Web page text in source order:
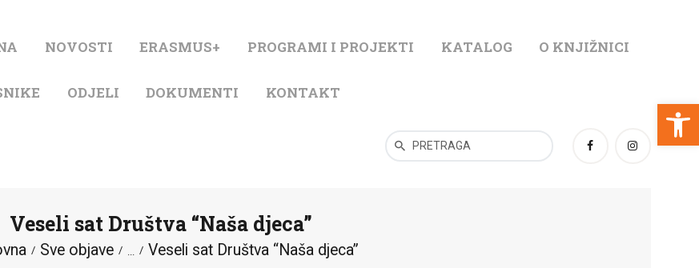
Open toolbar
NOVOSTI ERASMUS+ PROGRAMI I PROJEKTI KATALOG O KNJIŽNICI
ODJELI DOKUMENTI KONTAKT
Veseli sat Društva “Naša djeca”
Sve objave ... Veseli sat Društva “Naša djeca”
KATALOG